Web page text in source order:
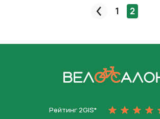
Пред.
1 2
Рейтинг 2GIS*